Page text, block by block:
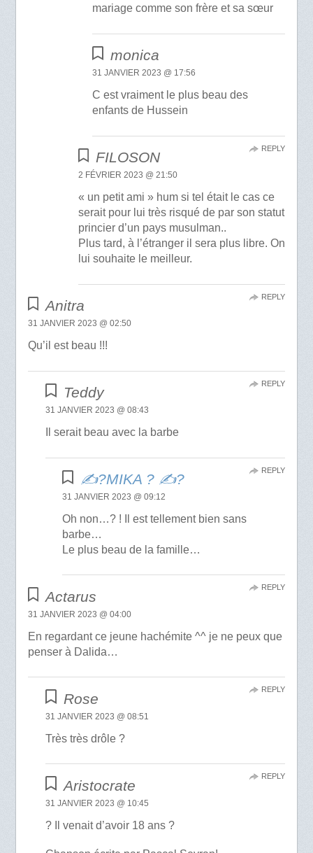
mariage comme son frère et sa sœur
monica
31 JANVIER 2023 @ 17:56
C est vraiment le plus beau des
enfants de Hussein
FILOSON
2 FÉVRIER 2023 @ 21:50
« un petit ami » hum si tel était le cas ce
serait pour lui très risqué de par son statut
princier d’un pays musulman..
Plus tard, à l’étranger il sera plus libre. On
lui souhaite le meilleur.
REPLY
Anitra
31 JANVIER 2023 @ 02:50
Qu’il est beau !!!
REPLY
Teddy
31 JANVIER 2023 @ 08:43
Il serait beau avec la barbe
REPLY
✍?MIKA ? ✍?
31 JANVIER 2023 @ 09:12
Oh non…? ! Il est tellement bien sans
barbe…
Le plus beau de la famille…
REPLY
Actarus
31 JANVIER 2023 @ 04:00
En regardant ce jeune hachémite ^^ je ne peux que
penser à Dalida…
REPLY
Rose
31 JANVIER 2023 @ 08:51
Très très drôle ?
REPLY
Aristocrate
31 JANVIER 2023 @ 10:45
? Il venait d’avoir 18 ans ?
REPLY